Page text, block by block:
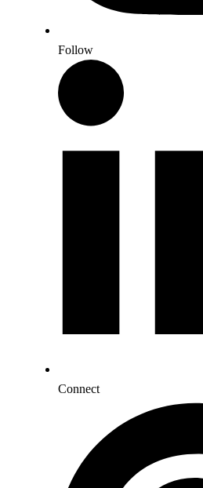
Follow
Connect